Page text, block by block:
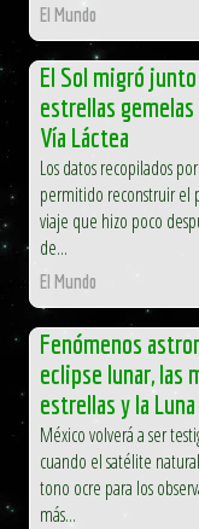
El Mundo
El Sol migró
estrellas
Vía Láctea
Los datos recopilados
permitido reconstruir el
viaje que hizo poco
de...
El Mundo
Fenómenos
eclipse lunar, las
estrellas y la
México volverá a ser
cuando el satélite
tono ocre para los
más...